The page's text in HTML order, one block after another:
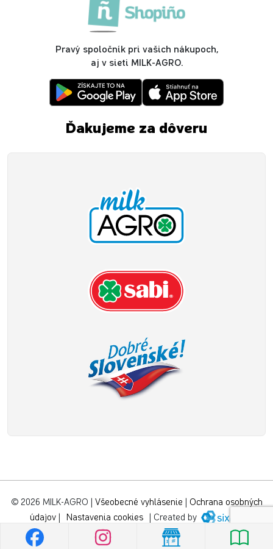
Pravý spoločník pri vašich nákupoch,
aj v sieti MILK-AGRO.
Ďakujeme za dôveru
© 2026 MILK-AGRO Všeobecné vyhlásenie
Ochrana osobných
údajov| Nastavenia cookies Created by